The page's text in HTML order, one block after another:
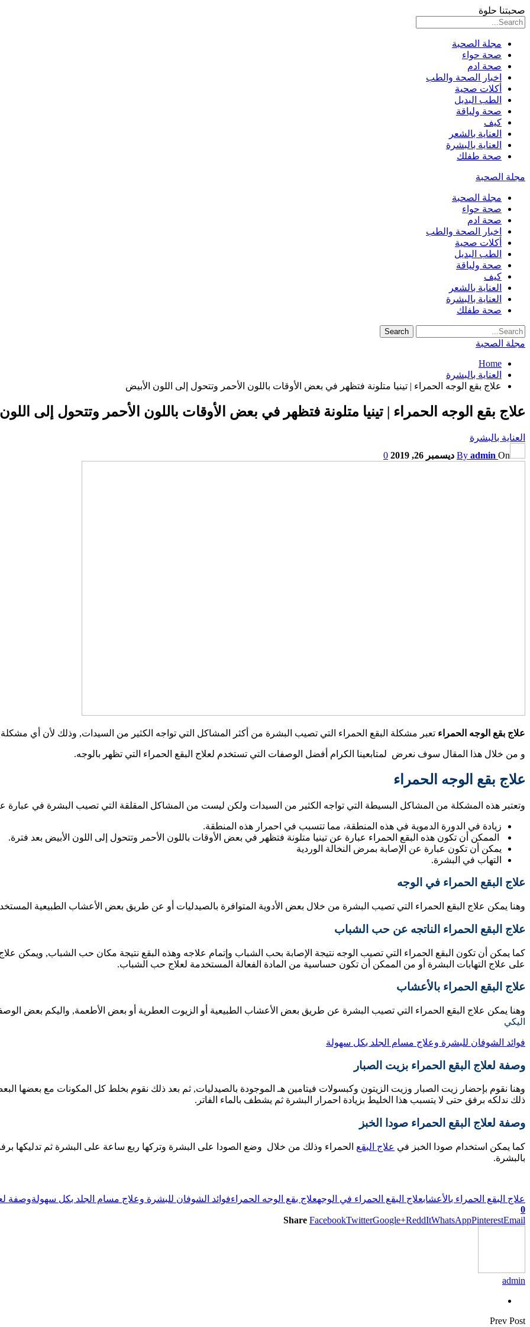
صحبتنا حلوة
مجلة الصحبة
صحة حواء
صحة ادم
اخبار الصحة والطب
أكلات صحية
الطب البديل
صحة ولياقة
كيف
العناية بالشعر
العناية بالبشرة
صحة طفلك
مجلة الصحبة
مجلة الصحبة
صحة حواء
صحة ادم
اخبار الصحة والطب
أكلات صحية
الطب البديل
صحة ولياقة
كيف
العناية بالشعر
العناية بالبشرة
صحة طفلك
مجلة الصحبة
Home
العناية بالبشرة
علاج بقع الوجه الحمراء | تينيا متلونة فتظهر في بعض الأوقات باللون الأحمر وتتحول إلى اللون الأبيض
علاج بقع الوجه الحمراء | تينيا متلونة فتظهر في بعض الأوقات باللون الأحمر وتتحول إلى
العناية بالبشرة
By admin On ديسمبر 26, 2019 0
علاج بقع الوجه الحمراء تعبر مشكلة البقع الحمراء التي تصيب البشرة من أكثر المشاكل التي تواجه الكثير من السيدات, وذلك لأن أي
و من خلال هذا المقال سوف نعرض لمتابعينا الكرام أفضل الوصفات التي تستخدم لعلاج البقع الحمراء التي تظهر بالوجه.
علاج بقع الوجه الحمراء
وتعتبر هذه المشكلة من المشاكل البسيطة التي تواجه الكثير من السيدات ولكن ليست من المشاكل المقلقة التي تصيب البشرة في عبارة
زيادة في الدورة الدموية في هذه المنطقة، مما تتسبب في احمرار هذه المنطقة.
الممكن أن تكون هذه البقع الحمراء عبارة عن تينيا متلونة فتظهر في بعض الأوقات باللون الأحمر وتتحول إلى اللون الأبيض بعد فترة.
يمكن أن تكون عبارة عن الإصابة بمرض النخالة الوردية
التهاب في البشرة.
علاج البقع الحمراء في الوجه
وهنا يمكن علاج البقع الحمراء التي تصيب البشرة من خلال بعض الأدوية المتوافرة بالصيدليات أو عن طريق بعض الأعشاب الطبيعية
علاج البقع الحمراء الناتجه عن حب الشباب
كما يمكن أن تكون البقع الحمراء التي تصيب الوجه نتيجة الإصابة بحب الشباب وإتمام علاجه وهذه البقع نتيجة مكان حب الشباب, ويمكن
على علاج التهابات البشرة أو من الممكن أن تكون حساسية من المادة الفعالة المستخدمة لعلاج حب الشباب.
علاج البقع الحمراء بالأعشاب
وهنا يمكن علاج البقع الحمراء التي تصيب البشرة عن طريق بعض الأعشاب الطبيعية أو الزيوت العطرية أو بعض الأطعمة, واليكم بعض
اليكي
فوائد الشوفان للبشرة وعلاج مسام الجلد بكل سهولة
وصفة لعلاج البقع الحمراء بزيت الصبار
وهنا نقوم بإحضار زيت الصبار وزيت الزيتون وكبسولات فيتامين هـ الموجودة بالصيدليات, ثم بعد ذلك نقوم بخلط كل المكونات مع بعضها
ذلك ندلكه برفق حتى لا يتسبب هذا الخليط بزيادة احمرار البشرة ثم يشطف بالماء الفاتر.
وصفة لعلاج البقع الحمراء صودا الخبز
كما يمكن استخدام صودا الخبز في علاج البقع الحمراء وذلك من خلال وضع الصودا على البشرة وتركها ربع ساعة على البشرة ثم تدليكها
بالبشرة.
علاج البقع الحمراء بالأعشابعلاج البقع الحمراء في الوجهعلاج بقع الوجه الحمراءفوائد الشوفان للبشرة وعلاج مسام الجلد بكل سهولةوصفة
0
Share FacebookTwitterGoogle+ReddItWhatsAppPinterestEmail
admin
Prev Post